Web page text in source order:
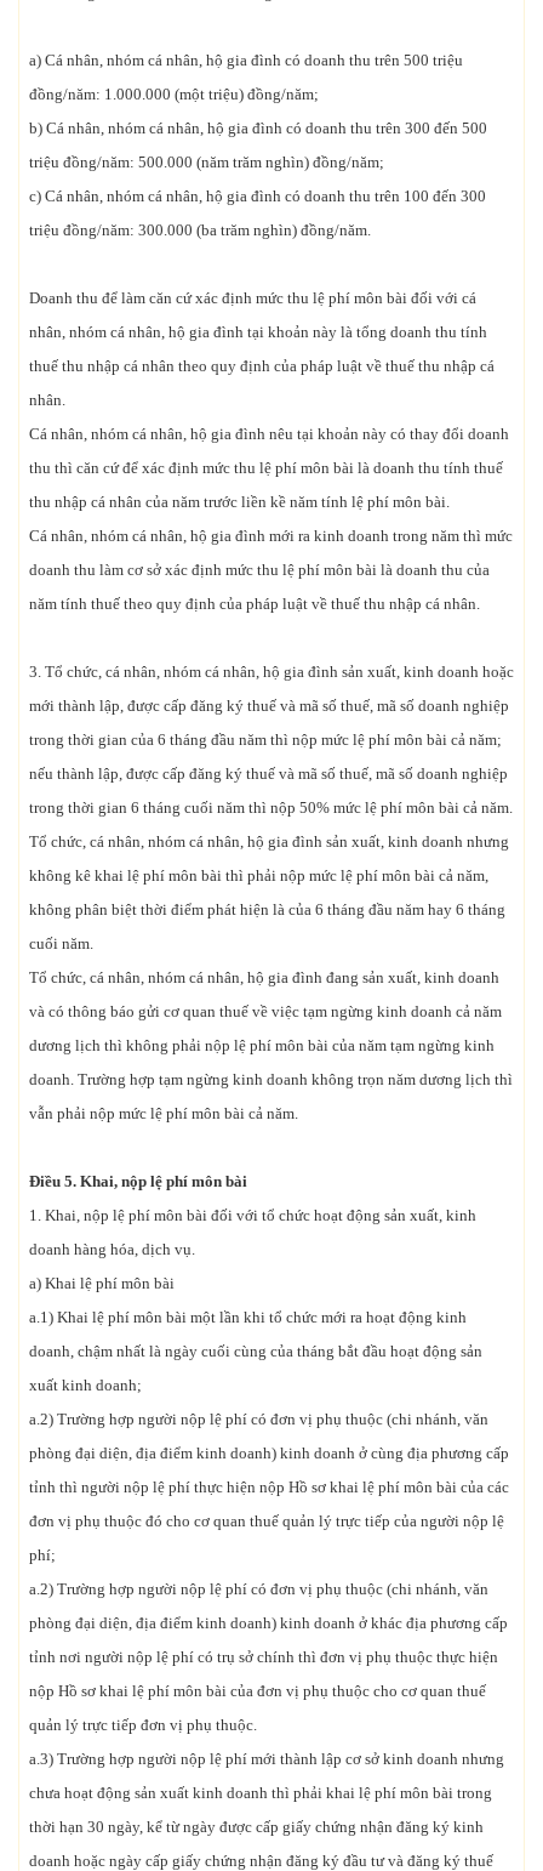
a) Cá nhân, nhóm cá nhân, hộ gia đình có doanh thu trên 500 triệu
đồng/năm: 1.000.000 (một triệu) đồng/năm;
b) Cá nhân, nhóm cá nhân, hộ gia đình có doanh thu trên 300 đến 500
triệu đồng/năm: 500.000 (năm trăm nghìn) đồng/năm;
c) Cá nhân, nhóm cá nhân, hộ gia đình có doanh thu trên 100 đến 300
triệu đồng/năm: 300.000 (ba trăm nghìn) đồng/năm.
Doanh thu để làm căn cứ xác định mức thu lệ phí môn bài đối với cá
nhân, nhóm cá nhân, hộ gia đình tại khoản này là tổng doanh thu tính
thuế thu nhập cá nhân theo quy định của pháp luật về thuế thu nhập cá
nhân.
Cá nhân, nhóm cá nhân, hộ gia đình nêu tại khoản này có thay đổi doanh
thu thì căn cứ để xác định mức thu lệ phí môn bài là doanh thu tính thuế
thu nhập cá nhân của năm trước liền kề năm tính lệ phí môn bài.
Cá nhân, nhóm cá nhân, hộ gia đình mới ra kinh doanh trong năm thì mức
doanh thu làm cơ sở xác định mức thu lệ phí môn bài là doanh thu của
năm tính thuế theo quy định của pháp luật về thuế thu nhập cá nhân.
3. Tổ chức, cá nhân, nhóm cá nhân, hộ gia đình sản xuất, kinh doanh hoặc
mới thành lập, được cấp đăng ký thuế và mã số thuế, mã số doanh nghiệp
trong thời gian của 6 tháng đầu năm thì nộp mức lệ phí môn bài cả năm;
nếu thành lập, được cấp đăng ký thuế và mã số thuế, mã số doanh nghiệp
trong thời gian 6 tháng cuối năm thì nộp 50% mức lệ phí môn bài cả năm.
Tổ chức, cá nhân, nhóm cá nhân, hộ gia đình sản xuất, kinh doanh nhưng
không kê khai lệ phí môn bài thì phải nộp mức lệ phí môn bài cả năm,
không phân biệt thời điểm phát hiện là của 6 tháng đầu năm hay 6 tháng
cuối năm.
Tổ chức, cá nhân, nhóm cá nhân, hộ gia đình đang sản xuất, kinh doanh
và có thông báo gửi cơ quan thuế về việc tạm ngừng kinh doanh cả năm
dương lịch thì không phải nộp lệ phí môn bài của năm tạm ngừng kinh
doanh. Trường hợp tạm ngừng kinh doanh không trọn năm dương lịch thì
vẫn phải nộp mức lệ phí môn bài cả năm.
Điều 5. Khai, nộp lệ phí môn bài
1. Khai, nộp lệ phí môn bài đối với tổ chức hoạt động sản xuất, kinh
doanh hàng hóa, dịch vụ.
a) Khai lệ phí môn bài
a.1) Khai lệ phí môn bài một lần khi tổ chức mới ra hoạt động kinh
doanh, chậm nhất là ngày cuối cùng của tháng bắt đầu hoạt động sản
xuất kinh doanh;
a.2) Trường hợp người nộp lệ phí có đơn vị phụ thuộc (chi nhánh, văn
phòng đại diện, địa điểm kinh doanh) kinh doanh ở cùng địa phương cấp
tỉnh thì người nộp lệ phí thực hiện nộp Hồ sơ khai lệ phí môn bài của các
đơn vị phụ thuộc đó cho cơ quan thuế quản lý trực tiếp của người nộp lệ
phí;
a.2) Trường hợp người nộp lệ phí có đơn vị phụ thuộc (chi nhánh, văn
phòng đại diện, địa điểm kinh doanh) kinh doanh ở khác địa phương cấp
tỉnh nơi người nộp lệ phí có trụ sở chính thì đơn vị phụ thuộc thực hiện
nộp Hồ sơ khai lệ phí môn bài của đơn vị phụ thuộc cho cơ quan thuế
quản lý trực tiếp đơn vị phụ thuộc.
a.3) Trường hợp người nộp lệ phí mới thành lập cơ sở kinh doanh nhưng
chưa hoạt động sản xuất kinh doanh thì phải khai lệ phí môn bài trong
thời hạn 30 ngày, kể từ ngày được cấp giấy chứng nhận đăng ký kinh
doanh hoặc ngày cấp giấy chứng nhận đăng ký đầu tư và đăng ký thuế